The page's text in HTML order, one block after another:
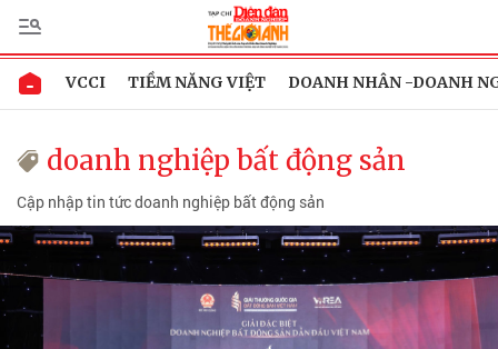
VCCI TIỀM NĂNG VIỆT DOANH NHÂN -DOANH
doanh nghiệp bất động sản
Cập nhập tin tức doanh nghiệp bất động sản